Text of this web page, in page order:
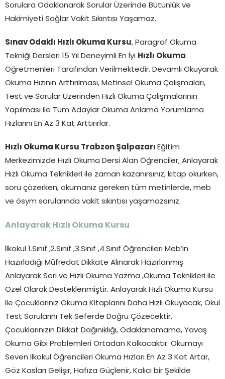
Sorulara Odaklanarak Sorular Üzerinde Bütünlük ve
Hakimiyeti Sağlar Vakit Sıkıntısı Yaşamaz.
Sınav Odaklı Hızlı Okuma Kursu , Paragraf Okuma
Tekniği Dersleri 15 Yıl Deneyimli En İyi Hızlı Okuma
Öğretmenleri Tarafından Verilmektedir. Devamlı Okuyarak
Okuma Hızının Arttırılması, Metinsel Okuma Çalışmaları,
Test ve Sorular Üzerinden Hızlı Okuma Çalışmalarının
Yapılması ile Tüm Adaylar Okuma Anlama Yorumlama
Hızlarını En Az 3 Kat Arttırırlar.
Hızlı Okuma Kursu Trabzon Şalpazarı
Eğitim
Merkezimizde Hızlı Okuma Dersi Alan Öğrenciler, Anlayarak
Hızlı Okuma Teknikleri ile zaman kazanırsınız, kitap okurken,
soru çözerken, okumanız gereken tüm metinlerde, meb
ve ösym sorularında vakit sıkıntısı yaşamazsınız.
Anlayarak Hızlı Okuma Kursu
İlkokul 1.Sınıf ,2.Sınıf ,3.Sınıf ,4.Sınıf Öğrencileri Meb’in
Hazırladığı Müfredat Dikkate Alınarak Hazırlanmış
Anlayarak Seri ve Hızlı Okuma Yazma ,Okuma Teknikleri ile
Özel Olarak Desteklenmiştir. Anlayarak Hızlı Okuma Kursu
ile Çocuklarınız Okuma Kitaplarını Daha Hızlı Okuyacak, Okul
Test Sorularını Tek Seferde Doğru Çözecektir.
Çocuklarınızın Dikkat Dağınıklığı, Odaklanamama, Yavaş
Okuma Gibi Problemleri Ortadan Kalkacaktır. Okumayı
Seven İlkokul Öğrencileri Okuma Hızları En Az 3 Kat Artar,
Göz Kasları Gelişir, Hafıza Güçlenir, Kalıcı bir Şekilde